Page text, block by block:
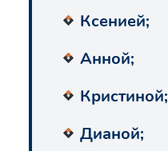
Ксенией;
Анной;
Кристиной;
Дианой;